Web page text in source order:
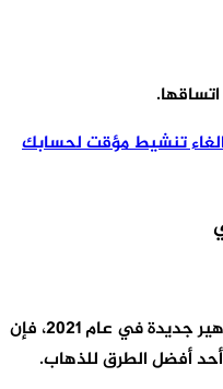
تنشيط مؤقت لحسابك
إذا كنت تتطلع إلى الوصول إلى جماهير جديدة في عام 2021، فإن
أفضل الطرق للذهاب.